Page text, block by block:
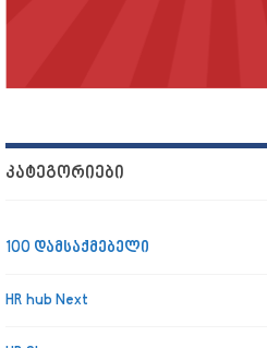
ᲙᲐᲢᲔᲒᲝᲠᲘᲔᲑᲘ
100 დამსაქმებელი
HR hub Next